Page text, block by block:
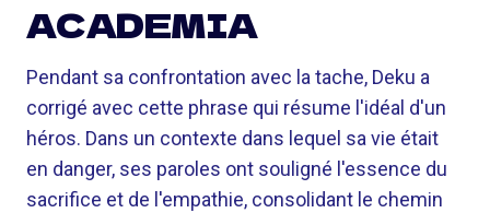
ACADEMIA
Pendant sa confrontation avec la tache, Deku a
corrigé avec cette phrase qui résume l'idéal d'un
héros. Dans un contexte dans lequel sa vie était
en danger, ses paroles ont souligné l'essence du
sacrifice et de l'empathie, consolidant le chemin